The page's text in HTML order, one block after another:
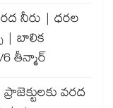
నీరు | ధరల
| బాలిక
తీన్మార్
వరద